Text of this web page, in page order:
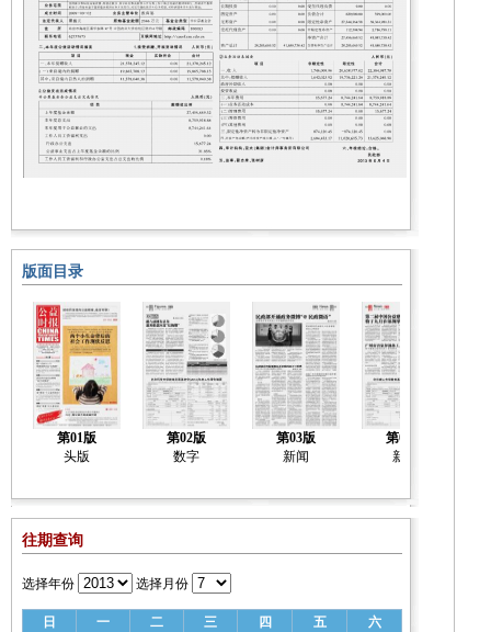
版面目录
第01版
头版
第02版
数字
第03版
新闻
第04版
新闻
往期查询
选择年份 选择月份
日 一 二 三 四 五 六